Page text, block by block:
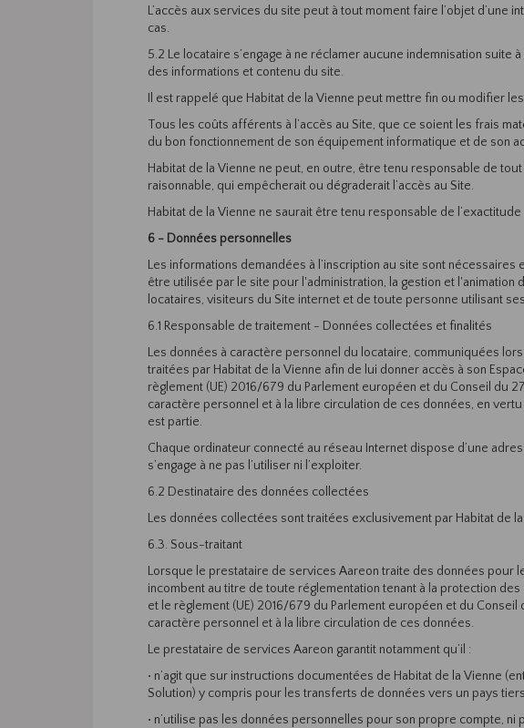
L’accès aux services du site peut à tout moment faire l’objet
cas.
5.2 Le locataire s’engage à ne réclamer aucune indemnisation
des informations et contenu du site.
Il est rappelé que Habitat de la Vienne peut mettre fin ou modifier
Tous les coûts afférents à l’accès au Site, que ce soient les frais
du bon fonctionnement de son équipement informatique et de son
Habitat de la Vienne ne peut, en outre, être tenu responsable de
raisonnable, qui empêcherait ou dégraderait l’accès au Site.
Habitat de la Vienne ne saurait être tenu responsable de
6 - Données personnelles
Les informations demandées à l’inscription au site sont
être utilisée par le site pour l'administration, la gestion et
locataires, visiteurs du Site internet et de toute personne utilisant
6.1 Responsable de traitement - Données collectées et finalités
Les données à caractère personnel du locataire, communiquées
traitées par Habitat de la Vienne afin de lui donner accès à son
règlement (UE) 2016/679 du Parlement européen et du Conseil du
caractère personnel et à la libre circulation de ces données, en
est partie.
Chaque ordinateur connecté au réseau Internet dispose d’une
s’engage à ne pas l’utiliser ni l’exploiter.
6.2 Destinataire des données collectées
Les données collectées sont traitées exclusivement par Habitat de
6.3. Sous-traitant
Lorsque le prestataire de services Aareon traite des données pour
incombent au titre de toute réglementation tenant à la protection
et le règlement (UE) 2016/679 du Parlement européen et du
caractère personnel et à la libre circulation de ces données.
Le prestataire de services Aareon garantit notamment qu’il :
• n’agit que sur instructions documentées de Habitat de la Vienne
Solution) y compris pour les transferts de données vers un pays tiers
• n’utilise pas les données personnelles pour son propre compte, ni